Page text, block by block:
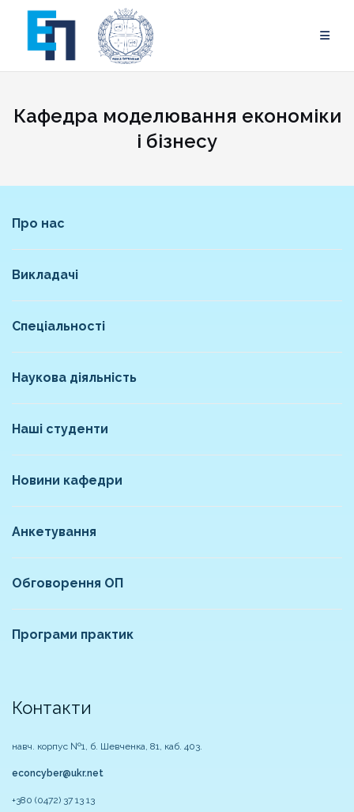
content
Кафедра моделювання економіки
і бізнесу
Про нас
Викладачі
Спеціальності
Наукова діяльність
Наші студенти
Новини кафедри
Анкетування
Обговорення ОП
Програми практик
Контакти
навч. корпус №1, б. Шевченка, 81, каб. 403.
econcyber@ukr.net
+380 (0472) 37 13 13